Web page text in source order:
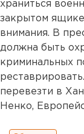
храниться
закрытом
внимания. В
должна быть
криминальных
перевезти в
Ненко,